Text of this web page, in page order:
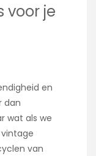
voor je
en
dan
wat als we
van